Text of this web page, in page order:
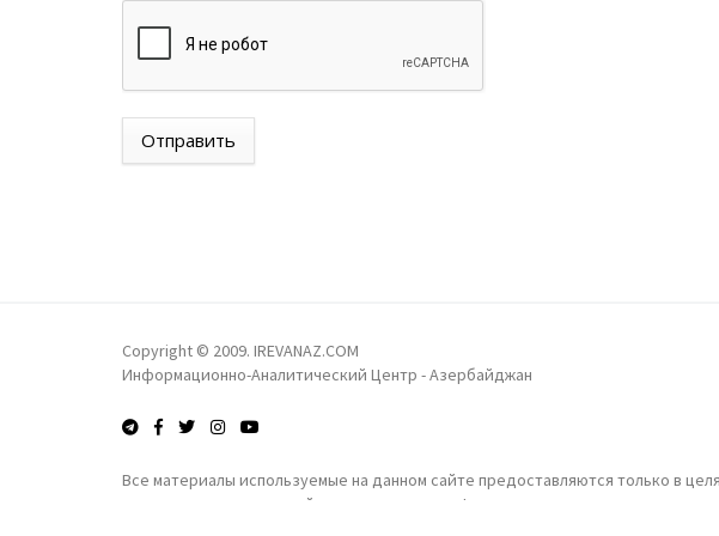
Отправить
Copyright © 2009. IREVANAZ.COM
Информационно-Аналитический Центр - Азербайджан
Все материалы используемые на данном сайте предоставляются только в
получения коммерческой выгоды запрещены!